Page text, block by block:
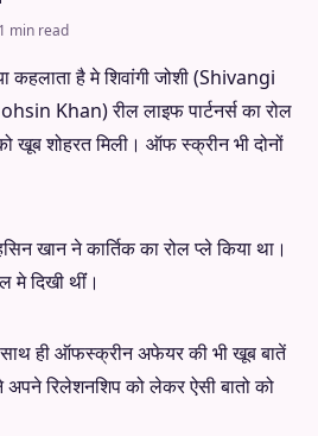
1 min read
कहलाता है मे शिवांगी जोशी (Shivangi
Khan) रील लाइफ पार्टनर्स का रोल
खूब शोहरत मिली। ऑफ स्क्रीन भी दोनों
खान ने कार्तिक का रोल प्ले किया था।
मे दिखी थींं।
ही ऑफस्क्रीन अफेयर की भी खूब बातें
अपने रिलेशनशिप को लेकर ऐसी बातो को